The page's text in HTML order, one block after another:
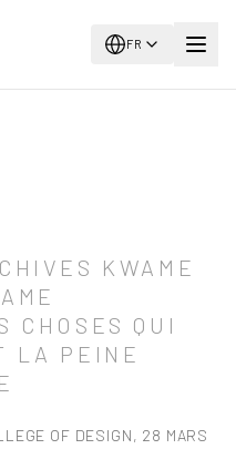
FR
KWAME
CHOSES QUI
LA PEINE
OF DESIGN, 28 MARS